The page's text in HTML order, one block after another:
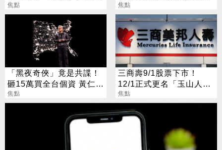
252人
焦點
半導體迎新革命
焦點
「黑夜奇俠」竟是共諜！
砸15萬買全台個資 黃仁
勳、張麗善也受害
焦點
三商壽9/1股票下市！
12/1正式更名「玉山人
壽」
焦點